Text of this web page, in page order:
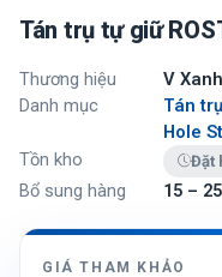
Tán trụ tự giữ
Thương hiệu
V Xanh
Danh mục
Tán
Hole
Tồn kho
Đặt
Bổ sung hàng 15 –
GIÁ THAM KHẢO